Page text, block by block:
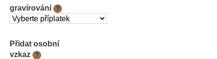
gravírování
?
Přidat osobní
vzkaz
?